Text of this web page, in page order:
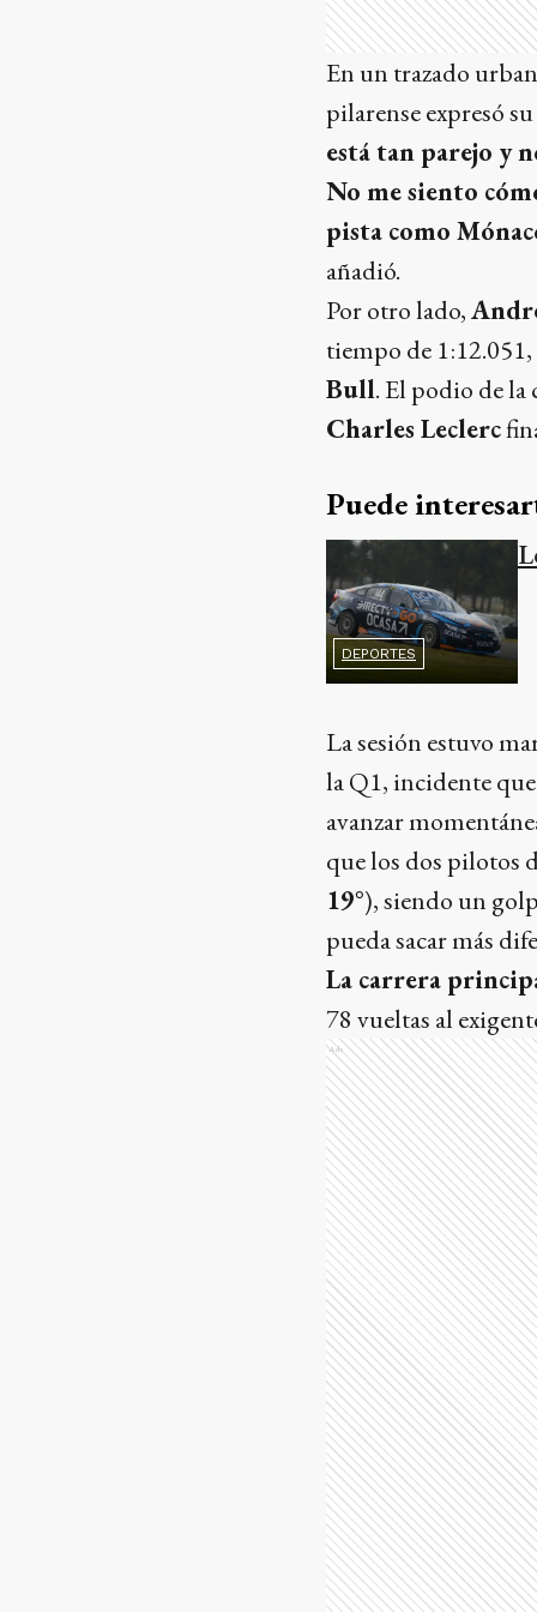
En un trazado
pilarense expresó
está tan parejo y
No me siento
pista como
añadió.
Por otro lado,
tiempo de
Bull. El podio de
Charles Leclerc
Puede
DEPORTES
La sesión estuvo
la Q1, incidente
avanzar
que los dos pilotos
19°), siendo un
pueda sacar más
La carrera
78 vueltas al
Ads